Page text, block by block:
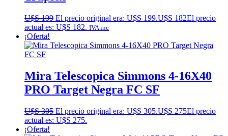
U$S199 El precio original era: U$S 199.U$S 182El precio
actual es: U$S 182. IVA inc
¡Oferta!
Mira Telescopica Simmons 4-16X40
PRO Target Negra FC SF
U$S305 El precio original era: U$S 305.U$S 275El precio
actual es: U$S 275.
¡Oferta!